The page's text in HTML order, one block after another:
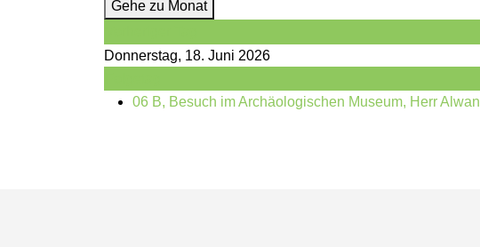
Gehe zu Monat
Donnerstag, 18. Juni 2026
06 B, Besuch im Archäologischen Museum, Herr Alwan